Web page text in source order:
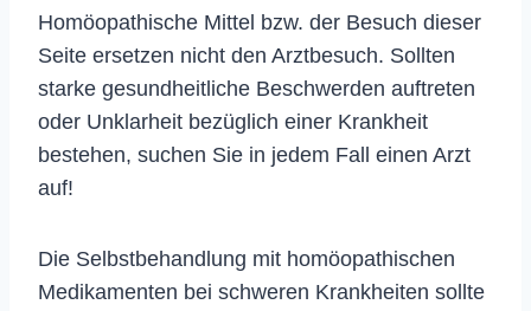
Homöopathische Mittel bzw. der Besuch dieser
Seite ersetzen nicht den Arztbesuch. Sollten
starke gesundheitliche Beschwerden auftreten
oder Unklarheit bezüglich einer Krankheit
bestehen, suchen Sie in jedem Fall einen Arzt
auf!
Die Selbstbehandlung mit homöopathischen
Medikamenten bei schweren Krankheiten sollte